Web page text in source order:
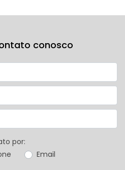
conosco
por:
Email